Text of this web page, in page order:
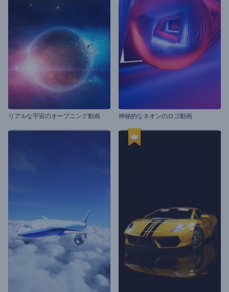
リアルな宇宙のオープニング動画 神秘的なネオンのロゴ動画